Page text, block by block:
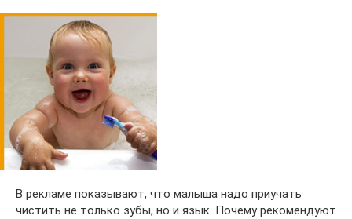
В рекламе показывают, что малыша надо приучать
чистить не только зубы, но и язык. Почему рекомендуют